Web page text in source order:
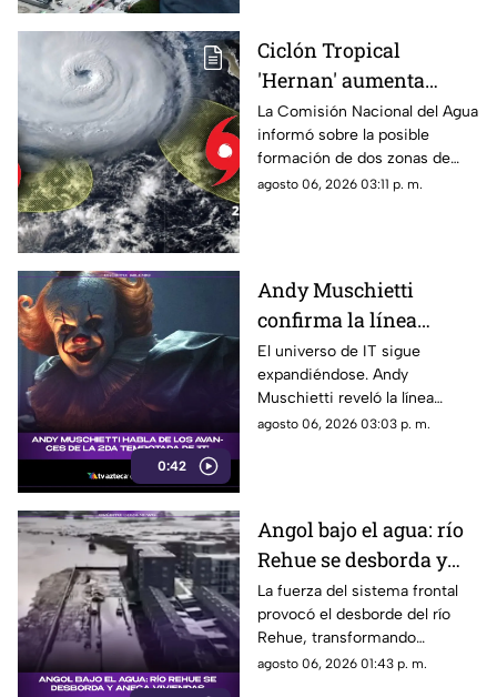
Ciclón Tropical
'Hernan' aumenta
probabilidad de
formación: Vigilan dos
zonas de baja presión
con probablidad de
La Comisión Nacional del Agua
informó sobre la posible
formación de dos zonas de
baja presión con potencial
agosto 06, 2026 03:11 p. m.
0:42
Andy Muschietti
confirma la línea
temporal de la segunda
temporada de 'IT'
El universo de IT sigue
expandiéndose. Andy
Muschietti reveló la línea
temporal que seguirá la
agosto 06, 2026 03:03 p. m.
Angol bajo el agua: río
Rehue se desborda y
anega viviendas
La fuerza del sistema frontal
provocó el desborde del río
Rehue, transformando
distintos sectores de Angol en
agosto 06, 2026 01:43 p. m.